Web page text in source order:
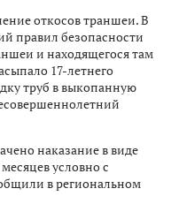
откосов траншеи. В
правил безопасности
и находящегося там
17-летнего
труб в выкопанную
наказание в виде
условно с
в региональном